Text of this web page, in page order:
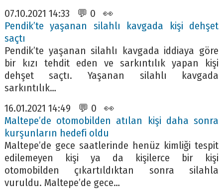
07.10.2021 14:33 💬 0 👀
Pendik’te yaşanan silahlı kavgada kişi dehşet
saçtı
Pendik’te yaşanan silahlı kavgada iddiaya göre
bir kızı tehdit eden ve sarkıntılık yapan kişi
dehşet saçtı. Yaşanan silahlı kavgada
sarkıntılık…
16.01.2021 14:49 💬 0 👀
Maltepe’de otomobilden atılan kişi daha sonra
kurşunların hedefi oldu
Maltepe’de gece saatlerinde henüz kimliği tespit
edilemeyen kişi ya da kişilerce bir kişi
otomobilden çıkartıldıktan sonra silahla
vuruldu. Maltepe’de gece…